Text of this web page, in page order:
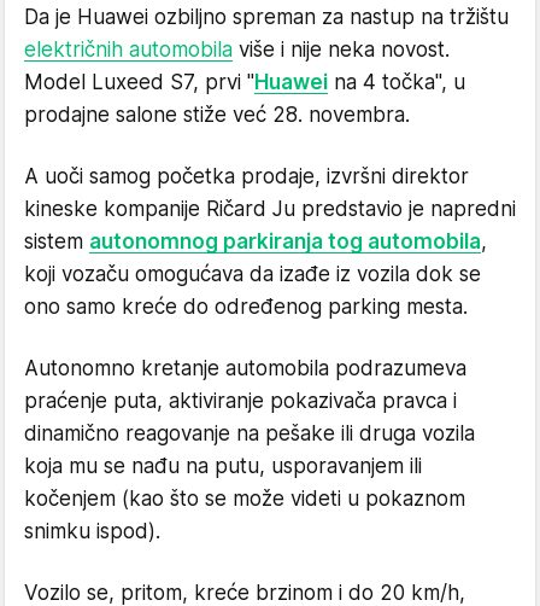
Da je Huawei ozbiljno spreman za nastup na tržištu
električnih automobila više i nije neka novost.
Model Luxeed S7, prvi "Huawei na 4 točka", u
prodajne salone stiže već 28. novembra.
A uoči samog početka prodaje, izvršni direktor
kineske kompanije Ričard Ju predstavio je napredni
sistem autonomnog parkiranja tog automobila,
koji vozaču omogućava da izađe iz vozila dok se
ono samo kreće do određenog parking mesta.
Autonomno kretanje automobila podrazumeva
praćenje puta, aktiviranje pokazivača pravca i
dinamično reagovanje na pešake ili druga vozila
koja mu se nađu na putu, usporavanjem ili
kočenjem (kao što se može videti u pokaznom
snimku ispod).
Vozilo se, pritom, kreće brzinom i do 20 km/h,